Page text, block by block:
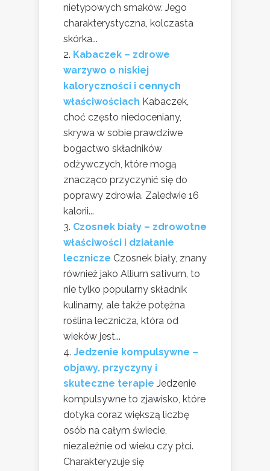
nietypowych smaków. Jego
charakterystyczna, kolczasta
skórka...
Kabaczek – zdrowe
warzywo o niskiej
kaloryczności i cennych
właściwościach Kabaczek,
choć często niedoceniany,
skrywa w sobie prawdziwe
bogactwo składników
odżywczych, które mogą
znacząco przyczynić się do
poprawy zdrowia. Zaledwie 16
kalorii...
Czosnek biały – zdrowotne
właściwości i działanie
lecznicze Czosnek biały, znany
również jako Allium sativum, to
nie tylko popularny składnik
kulinarny, ale także potężna
roślina lecznicza, która od
wieków jest...
Jedzenie kompulsywne –
objawy, przyczyny i
skuteczne terapie Jedzenie
kompulsywne to zjawisko, które
dotyka coraz większą liczbę
osób na całym świecie,
niezależnie od wieku czy płci.
Charakteryzuje się